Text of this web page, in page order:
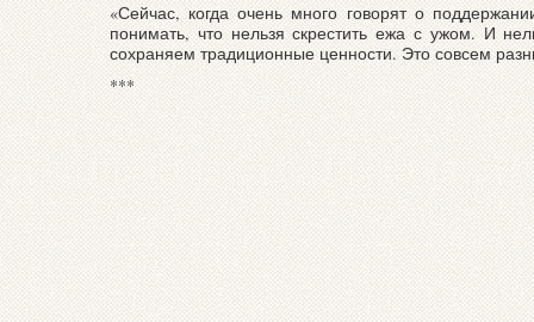
«Сейчас, когда очень много говорят о
понимать, что нельзя скрестить ежа с ужом. И
сохраняем традиционные ценности. Это совсем
***